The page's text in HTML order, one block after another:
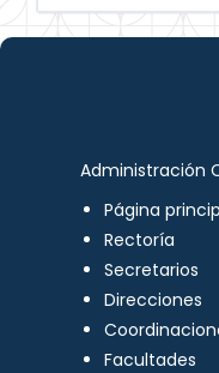
Administración
Página
Rectoría
Secretarios
Direcciones
Facultades